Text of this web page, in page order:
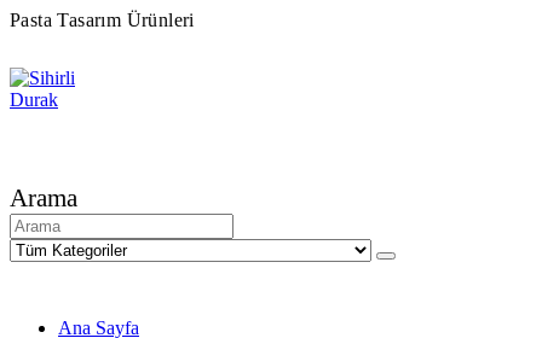
Pasta Tasarım Ürünleri
Arama
Ana Sayfa